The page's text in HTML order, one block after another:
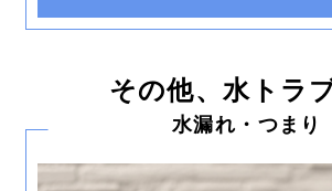
その他、水トラ
水漏れ・つまり